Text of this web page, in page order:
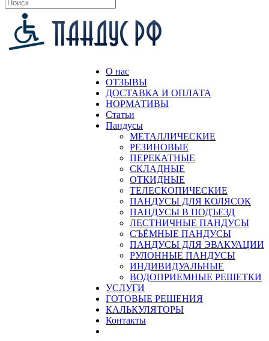
О нас
ОТЗЫВЫ
ДОСТАВКА И ОПЛАТА
НОРМАТИВЫ
Статьи
Пандусы
МЕТАЛЛИЧЕСКИЕ
РЕЗИНОВЫЕ
ПЕРЕКАТНЫЕ
СКЛАДНЫЕ
ОТКИДНЫЕ
ТЕЛЕСКОПИЧЕСКИЕ
ПАНДУСЫ ДЛЯ КОЛЯСОК
ПАНДУСЫ В ПОДЪЕЗД
ЛЕСТНИЧНЫЕ ПАНДУСЫ
CЪЁМНЫЕ ПАНДУСЫ
ПАНДУСЫ ДЛЯ ЭВАКУАЦИИ
РУЛОННЫЕ ПАНДУСЫ
ИНДИВИДУАЛЬНЫЕ
ВОДОПРИЕМНЫЕ РЕШЕТКИ
УСЛУГИ
ГОТОВЫЕ РЕШЕНИЯ
КАЛЬКУЛЯТОРЫ
Контакты